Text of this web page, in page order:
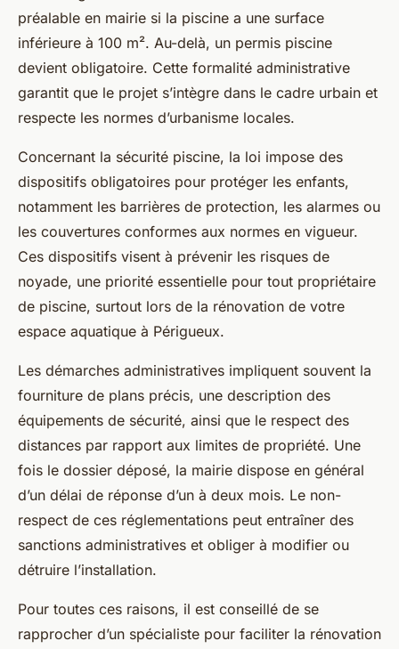
préalable en mairie si la piscine a une surface
inférieure à 100 m². Au-delà, un permis piscine
devient obligatoire. Cette formalité administrative
garantit que le projet s’intègre dans le cadre urbain et
respecte les normes d’urbanisme locales.
Concernant la sécurité piscine, la loi impose des
dispositifs obligatoires pour protéger les enfants,
notamment les barrières de protection, les alarmes ou
les couvertures conformes aux normes en vigueur.
Ces dispositifs visent à prévenir les risques de
noyade, une priorité essentielle pour tout propriétaire
de piscine, surtout lors de la rénovation de votre
espace aquatique à Périgueux.
Les démarches administratives impliquent souvent la
fourniture de plans précis, une description des
équipements de sécurité, ainsi que le respect des
distances par rapport aux limites de propriété. Une
fois le dossier déposé, la mairie dispose en général
d’un délai de réponse d’un à deux mois. Le non-
respect de ces réglementations peut entraîner des
sanctions administratives et obliger à modifier ou
détruire l’installation.
Pour toutes ces raisons, il est conseillé de se
rapprocher d’un spécialiste pour faciliter la rénovation